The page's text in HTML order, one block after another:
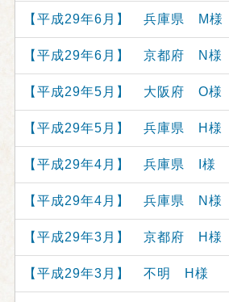
【平成29年6月】 兵庫県 M様
【平成29年6月】 京都府 N様
【平成29年5月】 大阪府 O様
【平成29年5月】 兵庫県 H様
【平成29年4月】 兵庫県 I様
【平成29年4月】 兵庫県 N様
【平成29年3月】 京都府 H様
【平成29年3月】 不明 H様